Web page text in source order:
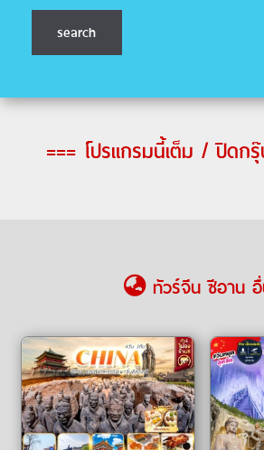
=== โปรแกรมนี้เต็ม / ปิดก
ทัวร์จีน ซีอาน